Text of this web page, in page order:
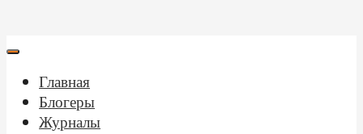
Главная
Блогеры
Журналы